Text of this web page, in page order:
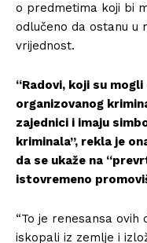
o predmetima koji bi
odlučeno da ostanu u
vrijednost.
“Radovi, koji su
organizovanog
zajednici i imaju
kriminala”, rekla je
da se ukaže na
istovremeno
“To je renesansa ovih
iskopali iz zemlje i